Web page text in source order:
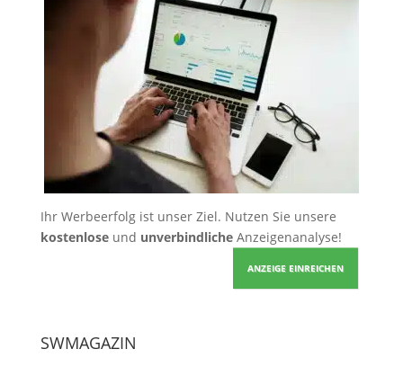
Ihr Werbeerfolg ist unser Ziel. Nutzen Sie unsere
kostenloseund unverbindlicheAnzeigenanalyse!
ANZEIGE EINREICHEN
SWMAGAZIN